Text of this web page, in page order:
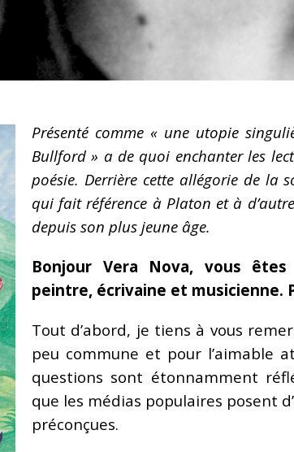
Présenté comme « une utopie
Bullford » a de quoi enchanter les
poésie. Derrière cette allégorie de la
qui fait référence à Platon et à
depuis son plus jeune âge.
Bonjour Vera Nova, vous
peintre, écrivaine et musicienne.
Tout d’abord, je tiens à vous
peu commune et pour l’aimable
questions sont étonnamment
que les médias populaires posent
préconçues.